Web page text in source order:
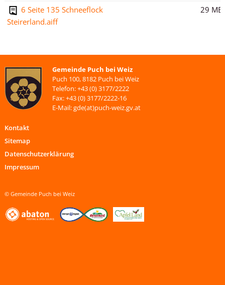
6 Seite 135 Schneeflock
Steirerland.aiff
29 MB
Gemeinde Puch bei Weiz
Puch 100, 8182 Puch bei Weiz
Telefon: +43 (0) 3177/2222
Fax: +43 (0) 3177/2222-16
E-Mail: gde(at)puch-weiz.gv.at
Kontakt
Sitemap
Datenschutzerklärung
Impressum
© Gemeinde Puch bei Weiz